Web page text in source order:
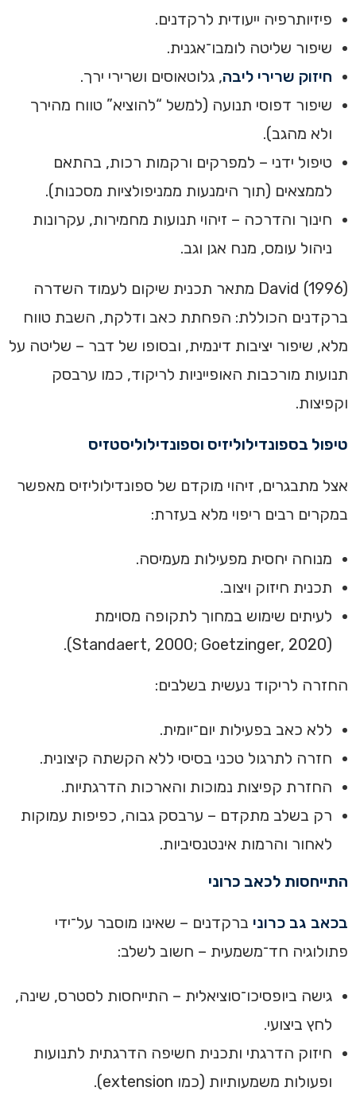
פיזיותרפיה ייעודית לרקדנים.
שיפור שליטה לומבו־אגנית.
חיזוק שרירי ליבה, גלוטאוסים ושרירי ירך.
שיפור דפוסי תנועה (למשל “להוציא” טווח מהירך
ולא מהגב).
טיפול ידני – למפרקים ורקמות רכות, בהתאם
לממצאים (תוך הימנעות ממניפולציות מסכנות).
חינוך והדרכה – זיהוי תנועות מחמירות, עקרונות
ניהול עומס, מנח אגן וגב.
David (1996) מתאר תכנית שיקום לעמוד השדרה
ברקדנים הכוללת: הפחתת כאב ודלקת, השבת טווח
מלא, שיפור יציבות דינמית, ובסופו של דבר – שליטה על
תנועות מורכבות האופייניות לריקוד, כמו ערבסק
וקפיצות.
טיפול בספונדילוליזיס וספונדילוליסטזיס
אצל מתבגרים, זיהוי מוקדם של ספונדילוליזיס מאפשר
במקרים רבים ריפוי מלא בעזרת:
מנוחה יחסית מפעילות מעמיסה.
תכנית חיזוק ויצוב.
לעיתים שימוש במחוך לתקופה מסוימת
(Standaert, 2000; Goetzinger, 2020).
החזרה לריקוד נעשית בשלבים:
ללא כאב בפעילות יום־יומית.
חזרה לתרגול טכני בסיסי ללא הקשתה קיצונית.
החזרת קפיצות נמוכות והארכות הדרגתיות.
רק בשלב מתקדם – ערבסק גבוה, כפיפות עמוקות
לאחור והרמות אינטנסיביות.
התייחסות לכאב כרוני
בכאב גב כרוני ברקדנים – שאינו מוסבר על־ידי
פתולוגיה חד־משמעית – חשוב לשלב:
גישה ביופסיכו־סוציאלית – התייחסות לסטרס, שינה,
לחץ ביצועי.
חיזוק הדרגתי ותכנית חשיפה הדרגתית לתנועות
ופעולות משמעותיות (כמו extension).